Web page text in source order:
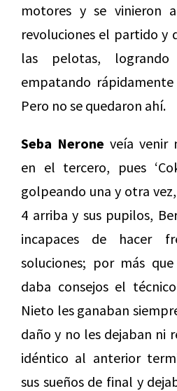
motores y se vinieron
revoluciones el partido y
las pelotas,
empatando
Pero no se quedaron ahí.
Seba Nerone veía venir
en el tercero, pues
golpeando una y otra
4 arriba y sus pupilos,
incapaces de hacer
soluciones; por más
daba consejos el
Nieto les ganaban
daño y no les dejaban ni
idéntico al anterior
sus sueños de final y